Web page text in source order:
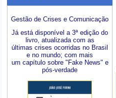
Gestão de Crises e Comunicação
Já está disponível a 3ª edição do
livro, atualizada com as
últimas crises ocorridas no Brasil
e no mundo; com mais
um capítulo sobre "Fake News" e
pós-verdade